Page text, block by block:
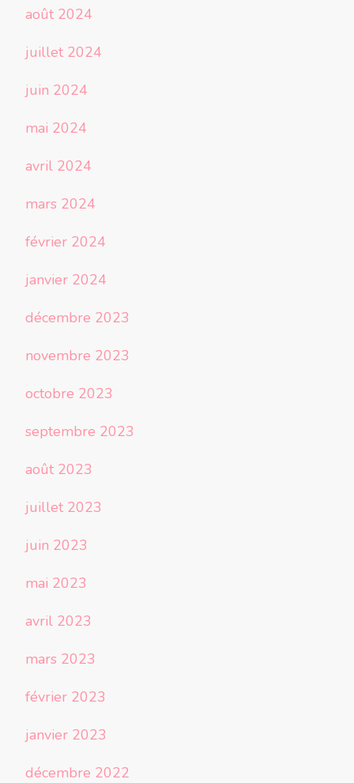
août 2024
juillet 2024
juin 2024
mai 2024
avril 2024
mars 2024
février 2024
janvier 2024
décembre 2023
novembre 2023
octobre 2023
septembre 2023
août 2023
juillet 2023
juin 2023
mai 2023
avril 2023
mars 2023
février 2023
janvier 2023
décembre 2022